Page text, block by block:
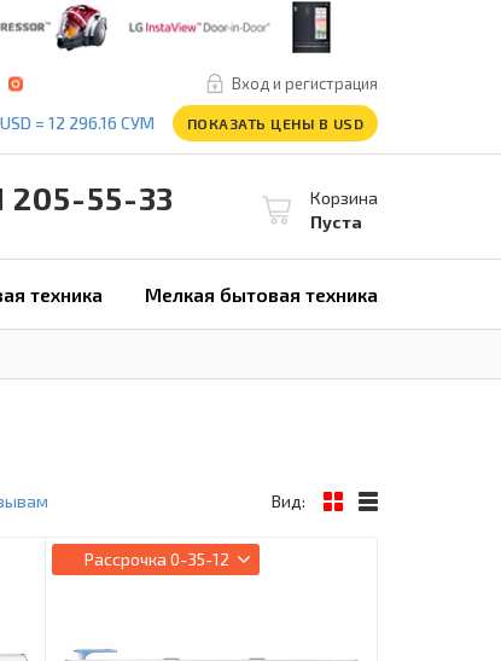
Вход и регистрация
= 12 296.16 СУМ
ПОКАЗАТЬ ЦЕНЫ В USD
Корзина
Пуста
205-55-33
техника Мелкая бытовая техника
Вид:
Рассрочка 0-35-12